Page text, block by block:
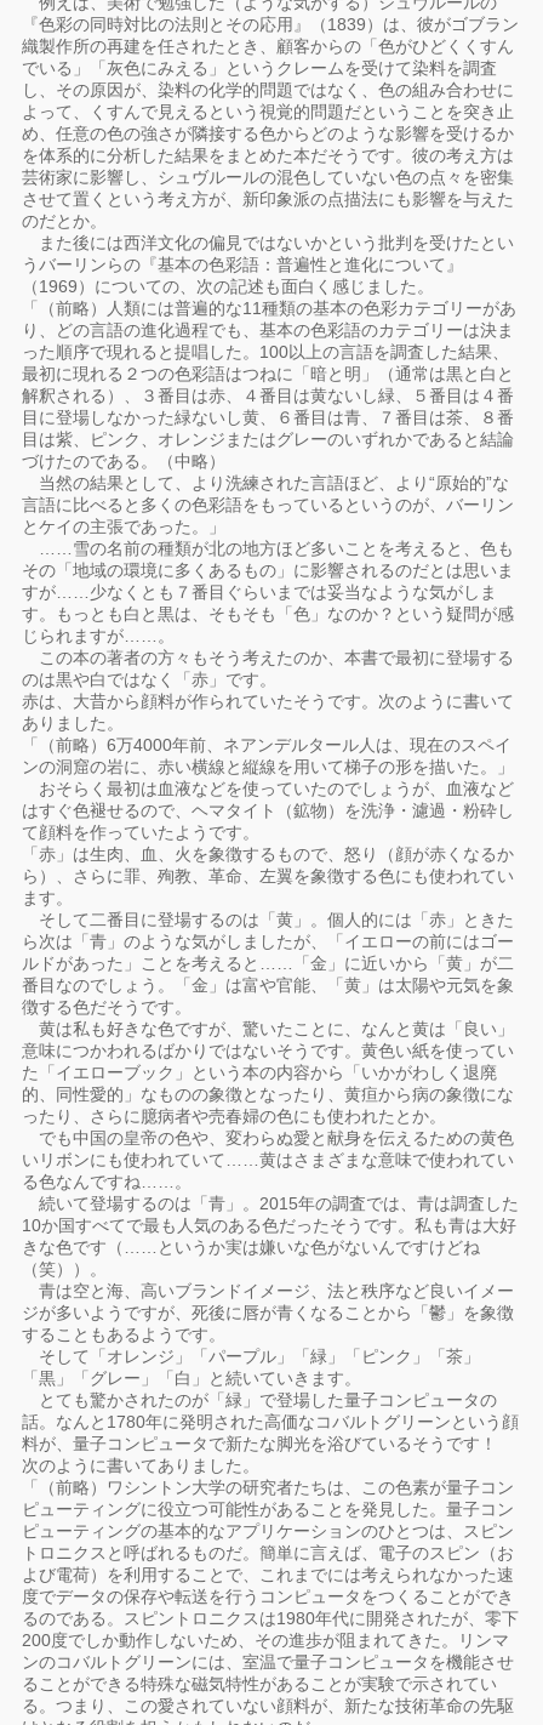
『色彩の同時対比の法則とその応用』（1839）は、彼がゴブラン
織製作所の再建を任されたとき、顧客からの「色がひどくくすん
でいる」「灰色にみえる」というクレームを受けて染料を調査
し、その原因が、染料の化学的問題ではなく、色の組み合わせに
よって、くすんで見えるという視覚的問題だということを突き止
め、任意の色の強さが隣接する色からどのような影響を受けるか
を体系的に分析した結果をまとめた本だそうです。彼の考え方は
芸術家に影響し、シュヴルールの混色していない色の点々を密集
させて置くという考え方が、新印象派の点描法にも影響を与えた
のだとか。
また後には西洋文化の偏見ではないかという批判を受けたとい
うバーリンらの『基本の色彩語：普遍性と進化について』
（1969）についての、次の記述も面白く感じました。
「（前略）人類には普遍的な11種類の基本の色彩カテゴリーがあ
り、どの言語の進化過程でも、基本の色彩語のカテゴリーは決ま
った順序で現れると提唱した。100以上の言語を調査した結果、
最初に現れる２つの色彩語はつねに「暗と明」（通常は黒と白と
解釈される）、３番目は赤、４番目は黄ないし緑、５番目は４番
目に登場しなかった緑ないし黄、６番目は青、７番目は茶、８番
目は紫、ピンク、オレンジまたはグレーのいずれかであると結論
づけたのである。（中略）
当然の結果として、より洗練された言語ほど、より“原始的”な
言語に比べると多くの色彩語をもっているというのが、バーリン
とケイの主張であった。」
……雪の名前の種類が北の地方ほど多いことを考えると、色も
その「地域の環境に多くあるもの」に影響されるのだとは思いま
すが……少なくとも７番目ぐらいまでは妥当なような気がしま
す。もっとも白と黒は、そもそも「色」なのか？という疑問が感
じられますが……。
この本の著者の方々もそう考えたのか、本書で最初に登場する
のは黒や白ではなく「赤」です。
赤は、大昔から顔料が作られていたそうです。次のように書いて
ありました。
「（前略）6万4000年前、ネアンデルタール人は、現在のスペイ
ンの洞窟の岩に、赤い横線と縦線を用いて梯子の形を描いた。」
おそらく最初は血液などを使っていたのでしょうが、血液など
はすぐ色褪せるので、ヘマタイト（鉱物）を洗浄・濾過・粉砕し
て顔料を作っていたようです。
「赤」は生肉、血、火を象徴するもので、怒り（顔が赤くなるか
ら）、さらに罪、殉教、革命、左翼を象徴する色にも使われてい
ます。
そして二番目に登場するのは「黄」。個人的には「赤」ときた
ら次は「青」のような気がしましたが、「イエローの前にはゴー
ルドがあった」ことを考えると……「金」に近いから「黄」が二
番目なのでしょう。「金」は富や官能、「黄」は太陽や元気を象
徴する色だそうです。
黄は私も好きな色ですが、驚いたことに、なんと黄は「良い」
意味につかわれるばかりではないそうです。黄色い紙を使ってい
た「イエローブック」という本の内容から「いかがわしく退廃
的、同性愛的」なものの象徴となったり、黄疸から病の象徴にな
ったり、さらに臆病者や売春婦の色にも使われたとか。
でも中国の皇帝の色や、変わらぬ愛と献身を伝えるための黄色
いリボンにも使われていて……黄はさまざまな意味で使われてい
る色なんですね……。
続いて登場するのは「青」。2015年の調査では、青は調査した
10か国すべてで最も人気のある色だったそうです。私も青は大好
きな色です（……というか実は嫌いな色がないんですけどね
（笑））。
青は空と海、高いブランドイメージ、法と秩序など良いイメー
ジが多いようですが、死後に唇が青くなることから「鬱」を象徴
することもあるようです。
そして「オレンジ」「パープル」「緑」「ピンク」「茶」
「黒」「グレー」「白」と続いていきます。
とても驚かされたのが「緑」で登場した量子コンピュータの
話。なんと1780年に発明された高価なコバルトグリーンという顔
料が、量子コンピュータで新たな脚光を浴びているそうです！
次のように書いてありました。
「（前略）ワシントン大学の研究者たちは、この色素が量子コン
ピューティングに役立つ可能性があることを発見した。量子コン
ピューティングの基本的なアプリケーションのひとつは、スピン
トロニクスと呼ばれるものだ。簡単に言えば、電子のスピン（お
よび電荷）を利用することで、これまでには考えられなかった速
度でデータの保存や転送を行うコンピュータをつくることができ
るのである。スピントロニクスは1980年代に開発されたが、零下
200度でしか動作しないため、その進歩が阻まれてきた。リンマ
ンのコバルトグリーンには、室温で量子コンピュータを機能させ
ることができる特殊な磁気特性があることが実験で示されてい
る。つまり、この愛されていない顔料が、新たな技術革命の先駆